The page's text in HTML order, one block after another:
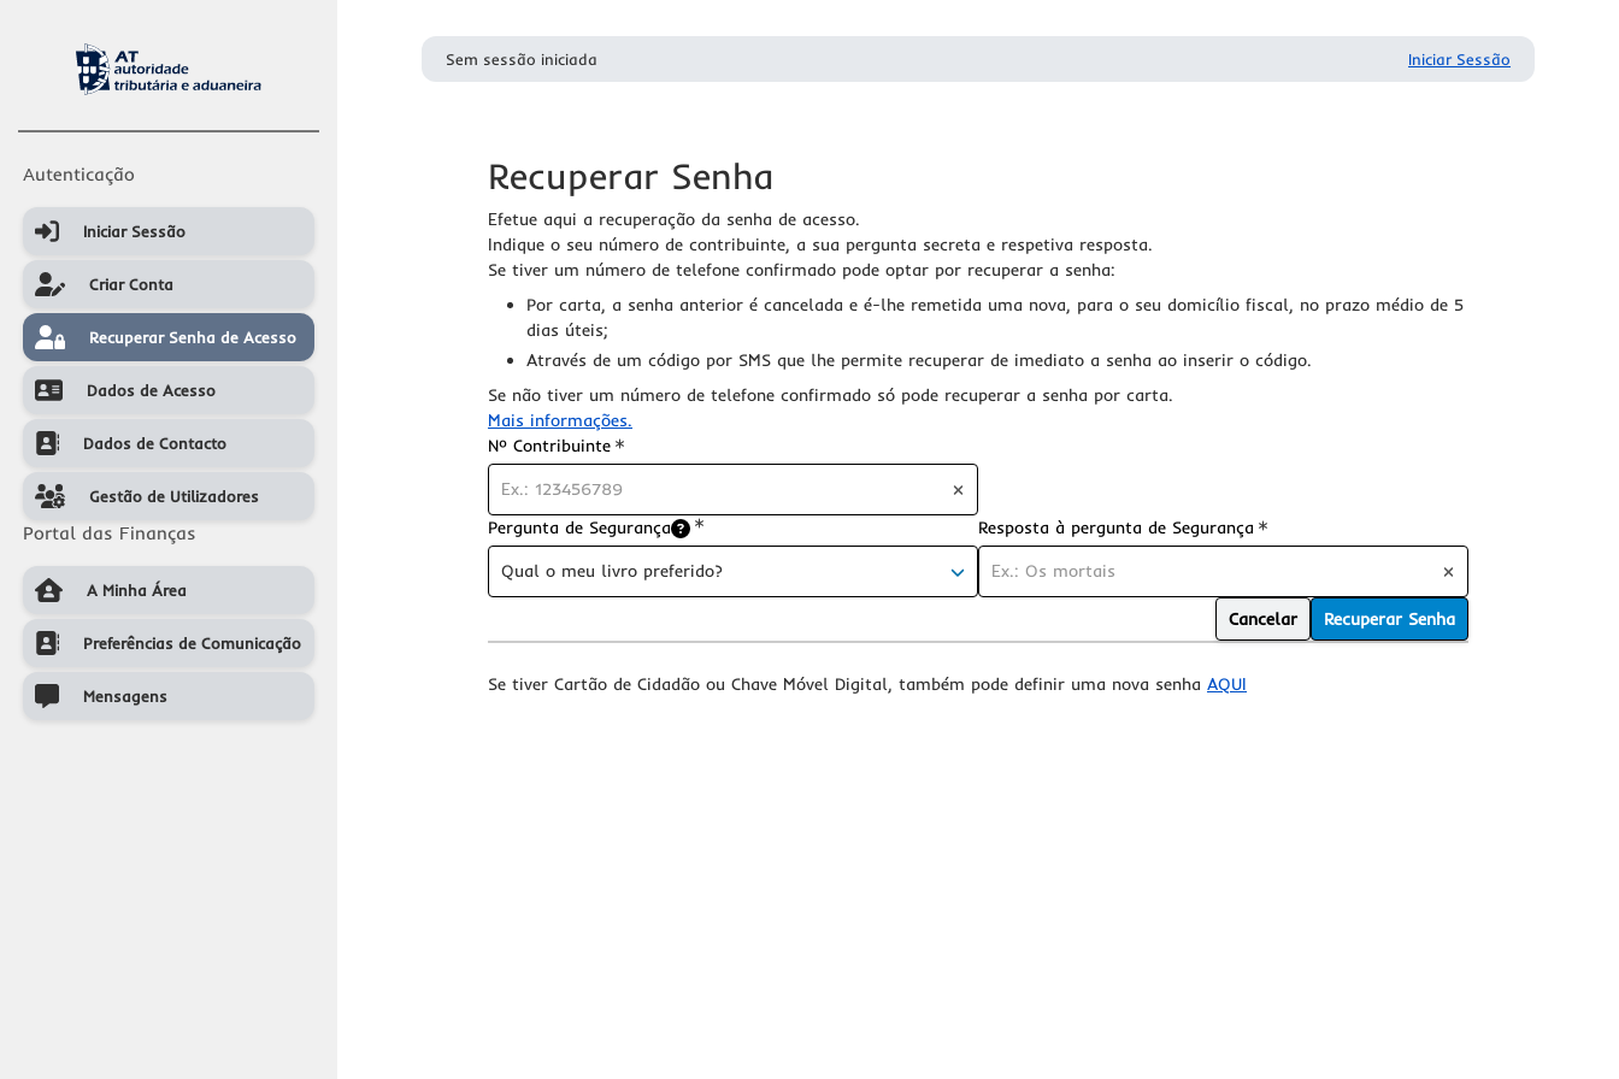
Autenticação
Iniciar SessãoIniciar Sessão
Criar ContaCriar Conta
Recuperar Senha de Acesso
Recuperar Senha de Acesso
Dados de Acesso
Dados de Acesso
Dados de Contacto
Dados de Contacto
Gestão de Utilizadores
Gestão de Utilizadores
Portal das Finanças
A Minha AreaA Minha Área
Preferências de Comunicação
Preferências de Comunicação
MensagensMensagens
Sem sessão iniciada Iniciar Sessão
Recuperar Senha
Efetue aqui a recuperação da senha de acesso.
Indique o seu número de contribuinte, a sua pergunta secreta e respetiva resposta.
Se tiver um número de telefone confirmado pode optar por recuperar a senha:
Por carta, a senha anterior é cancelada e é-lhe remetida uma nova, para o seu domicílio fiscal, no prazo médio de 5
dias úteis;
Através de um código por SMS que lhe permite recuperar de imediato a senha ao inserir o código.
Se não tiver um número de telefone confirmado só pode recuperar a senha por carta.
Mais informações.
Nº Contribuinte Requerido
Pergunta de Segurança
Requerido
Qual o meu livro preferido?
Resposta à pergunta de Segurança Requerido
Cancelar Recuperar Senha
Se tiver Cartão de Cidadão ou Chave Móvel Digital, também pode definir uma nova senha AQUI